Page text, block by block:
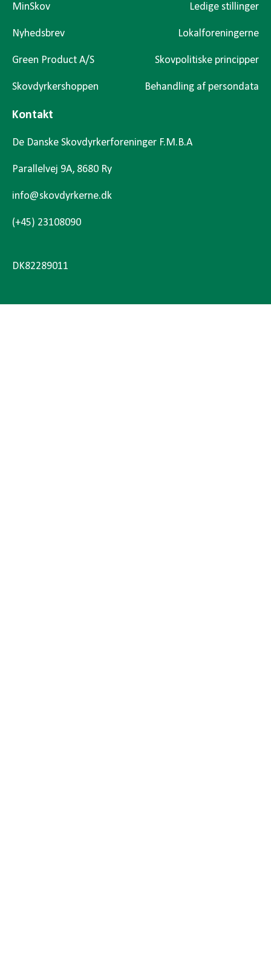
MinSkov
Nyhedsbrev
Green Product A/S
Skovdyrkershoppen
Ledige stillinger
Lokalforeningerne
Skovpolitiske principper
Behandling af persondata
Kontakt
De Danske Skovdyrkerforeninger F.M.B.A
Parallelvej 9A, 8680 Ry
info@skovdyrkerne.dk
(+45) 23108090
DK82289011